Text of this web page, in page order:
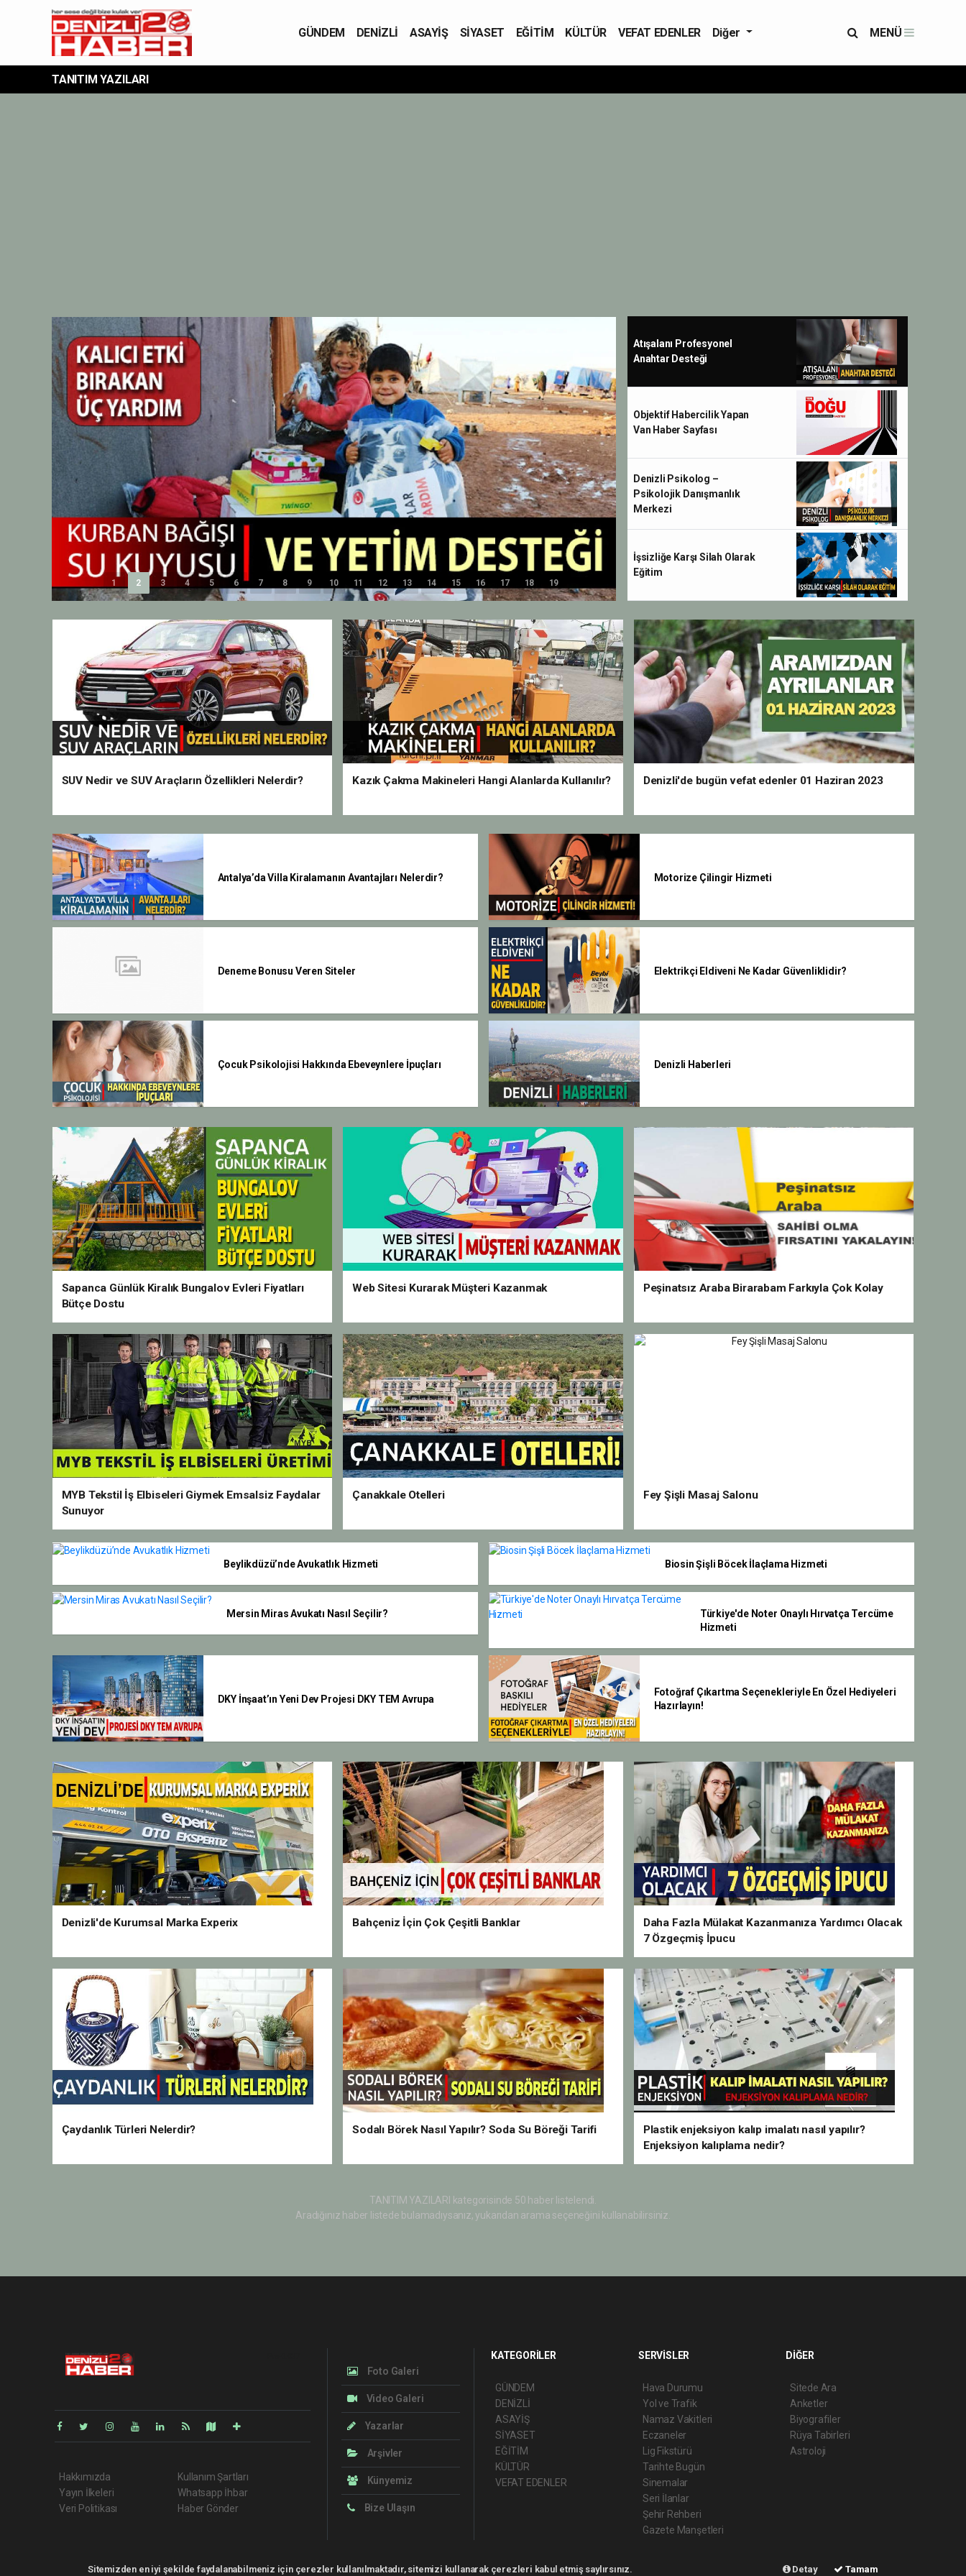
GÜNDEM DENİZLİ ASAYİŞ SİYASET EĞİTİM KÜLTÜR VEFAT EDENLER Diğer MENÜ
TANITIM YAZILARI
1 2 3 4 5 6 7 8 9 10 11 12 13 14 15 16 17 18 19
Atışalanı Profesyonel
Anahtar Desteği
Objektif Habercilik Yapan
Van Haber Sayfası
Denizli Psikolog –
Psikolojik Danışmanlık
Merkezi
İşsizliğe Karşı Silah Olarak
Eğitim
SUV Nedir ve SUV Araçların Özellikleri Nelerdir? Kazık Çakma Makineleri Hangi Alanlarda Kullanılır? Denizli'de bugün vefat edenler 01 Haziran 2023
Antalya’da Villa Kiralamanın Avantajları Nelerdir? Motorize Çilingir Hizmeti
Deneme Bonusu Veren Siteler Elektrikçi Eldiveni Ne Kadar Güvenliklidir?
Çocuk Psikolojisi Hakkında Ebeveynlere İpuçları Denizli Haberleri
Sapanca Günlük Kiralık Bungalov Evleri Fiyatları
Bütçe Dostu
Web Sitesi Kurarak Müşteri Kazanmak Peşinatsız Araba Birarabam Farkıyla Çok Kolay
MYB Tekstil İş Elbiseleri Giymek Emsalsiz Faydalar
Sunuyor
Çanakkale Otelleri Fey Şişli Masaj Salonu
Beylikdüzü’nde Avukatlık Hizmeti Biosin Şişli Böcek İlaçlama Hizmeti
Mersin Miras Avukatı Nasıl Seçilir?
Türkiye'de Noter Onaylı Hırvatça Tercüme
Hizmeti
DKY İnşaat’ın Yeni Dev Projesi DKY TEM Avrupa
Fotoğraf Çıkartma Seçenekleriyle En Özel Hediyeleri
Hazırlayın!
Denizli'de Kurumsal Marka Experix Bahçeniz İçin Çok Çeşitli Banklar
Daha Fazla Mülakat Kazanmanıza Yardımcı Olacak
7 Özgeçmiş İpucu
Çaydanlık Türleri Nelerdir? Sodalı Börek Nasıl Yapılır? Soda Su Böreği Tarifi
Plastik enjeksiyon kalıp imalatı nasıl yapılır?
Enjeksiyon kalıplama nedir?
TANITIM YAZILARI kategorisinde 50 haber listelendi.
Aradığınız haber listede bulamadıysanız, yukarıdan arama seçeneğini kullanabilirsiniz.
Sitemizden en iyi şekilde faydalanabilmeniz için çerezler kullanılmaktadır, sitemizi kullanarak çerezleri kabul etmiş saylırsınız. Detay Tamam
Hakkımızda
Yayın İlkeleri
Veri Politikası
Kullanım Şartları
Whatsapp İhbar
Haber Gönder
Foto Galeri
Video Galeri
Yazarlar
Arşivler
Künyemiz
Bize Ulaşın
KATEGORİLER
GÜNDEM
DENİZLİ
ASAYİŞ
SİYASET
EĞİTİM
KÜLTÜR
VEFAT EDENLER
SERVİSLER
Hava Durumu
Yol ve Trafik
Namaz Vakitleri
Eczaneler
Lig Fikstürü
Tarihte Bugün
Sinemalar
Seri İlanlar
Şehir Rehberi
Gazete Manşetleri
DİĞER
Sitede Ara
Anketler
Biyografiler
Rüya Tabirleri
Astroloji